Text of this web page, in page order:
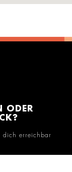
ODER
dich erreichbar